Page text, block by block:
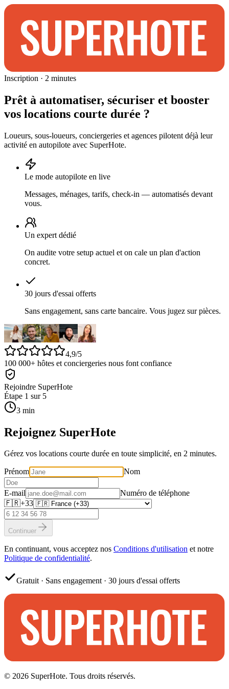
Inscription · 2 minutes
Prêt à automatiser, sécuriser et booster
vos locations courte durée ?
Loueurs, sous-loueurs, conciergeries et agences pilotent déjà leur
activité en autopilote avec SuperHote.
Le mode autopilote en live
Messages, ménages, tarifs, check-in — automatisés devant
vous.
Un expert dédié
On audite votre setup actuel et on cale un plan d'action
concret.
30 jours d'essai offerts
Sans engagement, sans carte bancaire. Vous jugez sur pièces.
4,9/5
100 000+ hôtes et conciergeries nous font confiance
Rejoindre SuperHote
Étape 1 sur 5
3 min
Rejoignez SuperHote
Gérez vos locations courte durée en toute simplicité, en 2 minutes.
Prénom Nom
E-mail
Numéro de téléphone
🇫🇷+33
Continuer
En continuant, vous acceptez nos Conditions d'utilisation et notre
Politique de confidentialité.
Gratuit · Sans engagement · 30 jours d'essai offerts
© 2026 SuperHote. Tous droits réservés.